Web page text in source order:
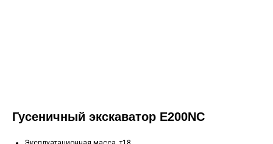
Гусеничный экскаватор E200NC